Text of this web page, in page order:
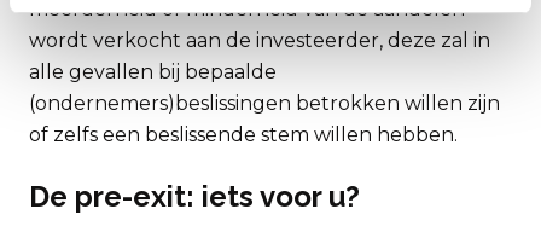
meerderheid of minderheid van de aandelen
wordt verkocht aan de investeerder, deze zal in
alle gevallen bij bepaalde
(ondernemers)beslissingen betrokken willen zijn
of zelfs een beslissende stem willen hebben.
De pre-exit: iets voor u?